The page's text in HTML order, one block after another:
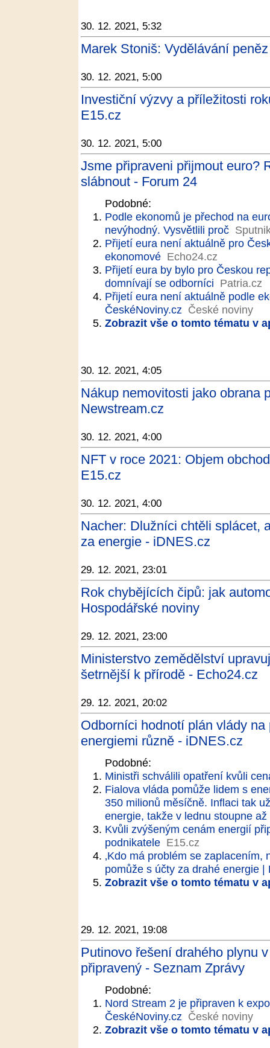
30. 12. 2021, 5:32
Marek Stoniš: Vydělávání
30. 12. 2021, 5:00
Investiční výzvy a příležitosti
E15.cz
30. 12. 2021, 5:00
Jsme připraveni přijmout euro?
slábnout - Forum 24
Podobné:
Podle ekonomů je přechod na
nevýhodný. Vysvětlili proč
Přijetí eura není aktuálně pro
ekonomové Echo24.cz
Přijetí eura by bylo pro Českou
domnívají se odborníci Patria.cz
Přijetí eura není aktuálně podle
ČeskéNoviny.cz České noviny
Zobrazit vše o tomto tématu v
30. 12. 2021, 4:05
Nákup nemovitosti jako obrana
Newstream.cz
30. 12. 2021, 4:00
NFT v roce 2021: Objem
E15.cz
30. 12. 2021, 4:00
Nacher: Dlužníci chtěli splácet,
za energie - iDNES.cz
29. 12. 2021, 23:01
Rok chybějících čipů: jak
Hospodářské noviny
29. 12. 2021, 23:00
Ministerstvo zemědělství
šetrnější k přírodě - Echo24.cz
29. 12. 2021, 20:02
Odborníci hodnotí plán vlády
energiemi různě - iDNES.cz
Podobné:
Ministři schválili opatření kvůli
Fialova vláda pomůže lidem s
350 milionů měsíčně. Inflaci tak
energie, takže v lednu stoupne
Kvůli zvýšeným cenám energií
podnikatele E15.cz
‚Kdo má problém se
pomůže s účty za drahé energie |
Zobrazit vše o tomto tématu v
29. 12. 2021, 19:08
Putinovo řešení drahého plynu
připravený - Seznam Zprávy
Podobné:
Nord Stream 2 je připraven k
ČeskéNoviny.cz České noviny
Zobrazit vše o tomto tématu v